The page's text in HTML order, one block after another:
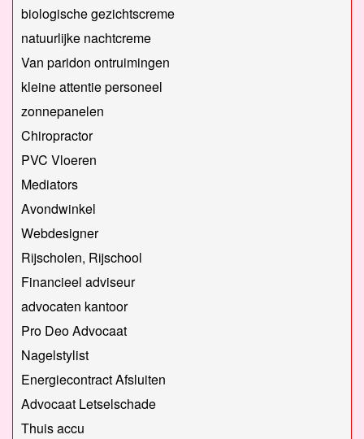
biologische gezichtscreme
natuurlijke nachtcreme
Van paridon ontruimingen
kleine attentie personeel
zonnepanelen
Chiropractor
PVC Vloeren
Mediators
Avondwinkel
Webdesigner
Rijscholen, Rijschool
Financieel adviseur
advocaten kantoor
Pro Deo Advocaat
Nagelstylist
Energiecontract Afsluiten
Advocaat Letselschade
Thuis accu